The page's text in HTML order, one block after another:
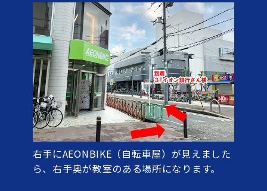
右手にAEONBIKE（自転車屋）が見えました
ら、右手奥が教室のある場所になります。